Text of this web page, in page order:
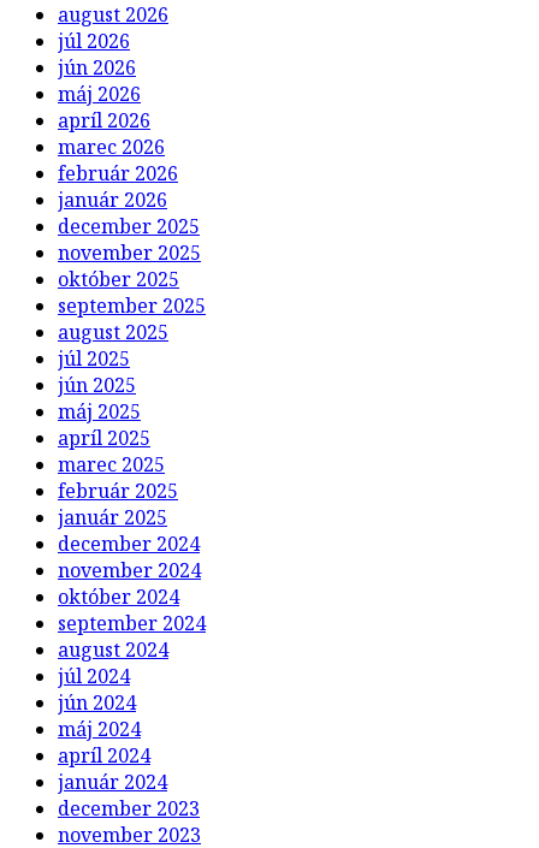
august 2026
júl 2026
jún 2026
máj 2026
apríl 2026
marec 2026
február 2026
január 2026
december 2025
november 2025
október 2025
september 2025
august 2025
júl 2025
jún 2025
máj 2025
apríl 2025
marec 2025
február 2025
január 2025
december 2024
november 2024
október 2024
september 2024
august 2024
júl 2024
jún 2024
máj 2024
apríl 2024
január 2024
december 2023
november 2023